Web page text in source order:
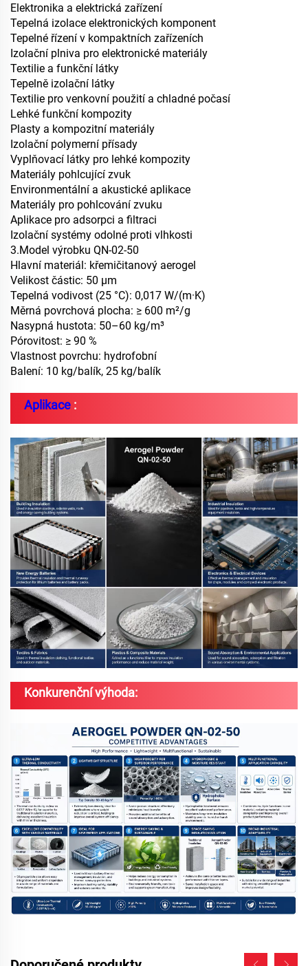
Elektronika a elektrická zařízení
Tepelná izolace elektronických komponent
Tepelné řízení v kompaktních zařízeních
Izolační plniva pro elektronické materiály
Textilie a funkční látky
Tepelně izolační látky
Textilie pro venkovní použití a chladné počasí
Lehké funkční kompozity
Plasty a kompozitní materiály
Izolační polymerní přísady
Vyplňovací látky pro lehké kompozity
Materiály pohlcující zvuk
Environmentální a akustické aplikace
Materiály pro pohlcování zvuku
Aplikace pro adsorpci a filtraci
Izolační systémy odolné proti vlhkosti
3.Model výrobku QN-02-50
Hlavní materiál: křemičitanový aerogel
Velikost částic: 50 μm
Tepelná vodivost (25 °C): 0,017 W/(m·K)
Měrná povrchová plocha: ≥ 600 m²/g
Nasypná hustota: 50–60 kg/m³
Pórovitost: ≥ 90 %
Vlastnost povrchu: hydrofobní
Balení: 10 kg/balík, 25 kg/balík
Aplikace :
Konkurenční výhoda: